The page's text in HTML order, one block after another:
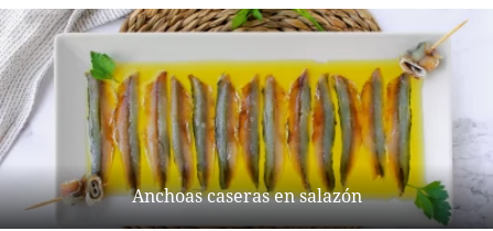
Anchoas caseras en salazón